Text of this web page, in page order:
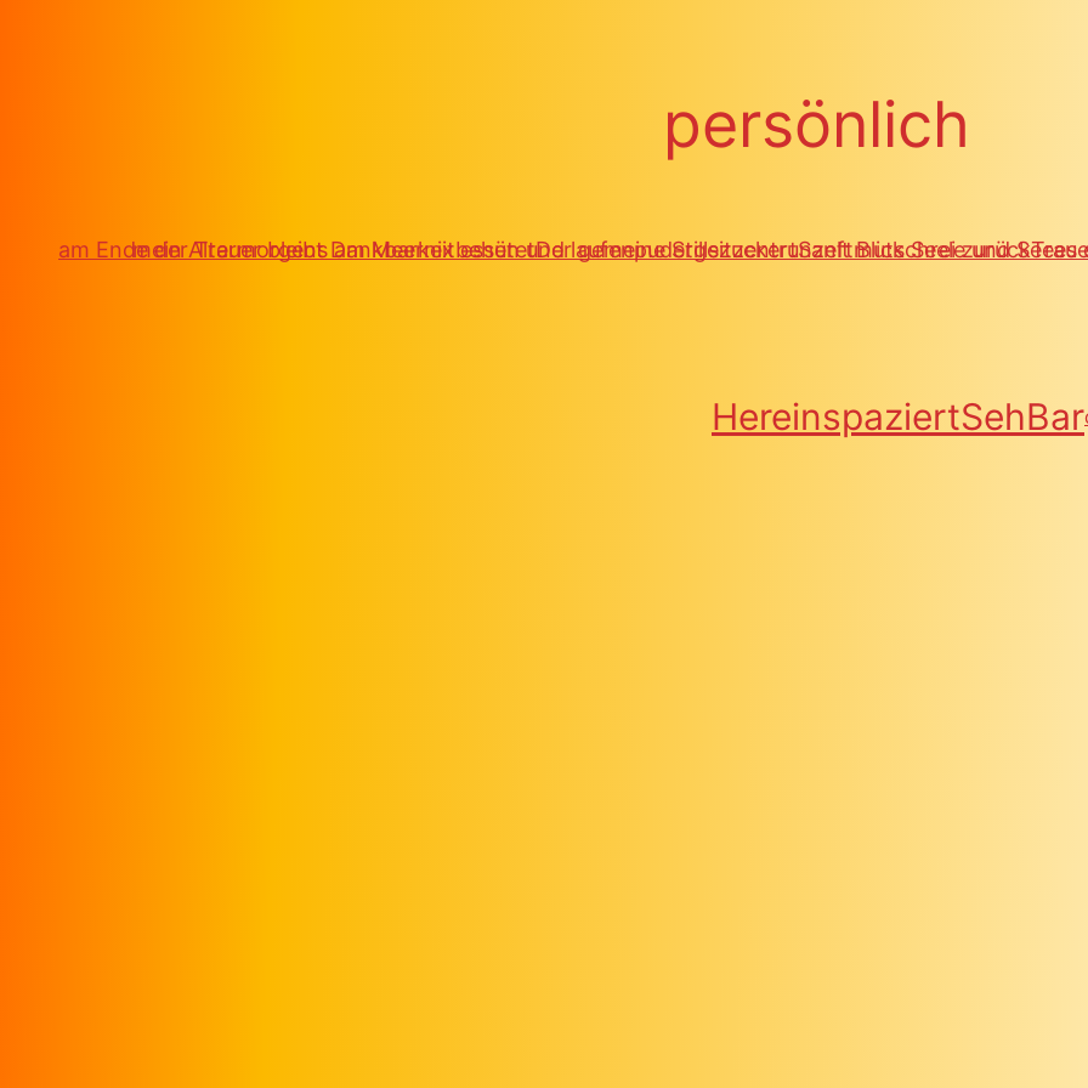
persönlich
am Ende der Trauer bleibt DankbarkeitbehütetDer gemeine Stillsitzentrunzelt Blick Seele und Seees
mein Altermorgens am Meernix essen und laufenpudergezuckertSanftmutschrei zurück
HereinspaziertSehBar